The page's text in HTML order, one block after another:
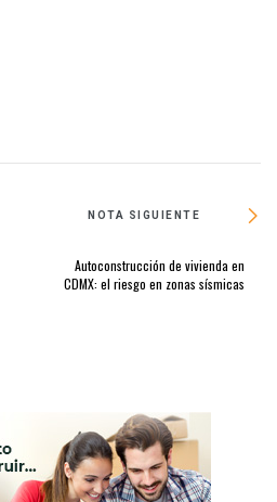
NOTA SIGUIENTE
Autoconstrucción de vivienda en
CDMX: el riesgo en zonas sísmicas